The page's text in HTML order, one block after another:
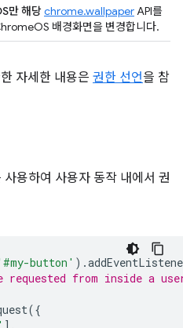
만 해당chrome.wallpaperAPI를
배경화면을 변경합니다.
자세한 내용은 권한 선언을 참
사용하여 사용자 동작 내에서 권
button' ).
requested from inside a
({